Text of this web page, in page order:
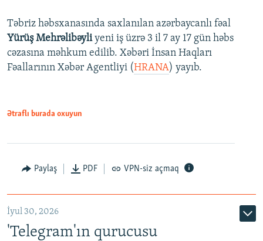
Təbriz həbsxanasında saxlanılan azərbaycanlı fəal
Yürüş Mehrəlibəyliyeni iş üzrə 3 il 7 ay 17 gün həbs
cəzasına məhkum edilib. Xəbəri İnsan Haqları
Fəallarının Xəbər Agentliyi (HRANA) yayıb.
Ətraflı burada oxuyun
Paylaş PDF VPN-siz açmaq
İyul 30, 2026
'Telegram'ın qurucusu